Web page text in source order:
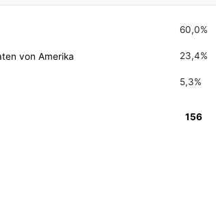
60,0%
23,4%
5,3%
156